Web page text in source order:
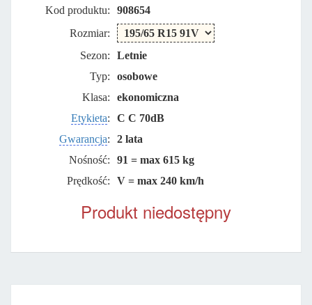
Kod produktu:
908654
Rozmiar:
Sezon:
Letnie
Typ:
osobowe
Klasa:
ekonomiczna
Etykieta:
C C 70dB
Gwarancja:
2 lata
Nośność:
91 = max 615 kg
Prędkość:
V = max 240 km/h
Produkt niedostępny